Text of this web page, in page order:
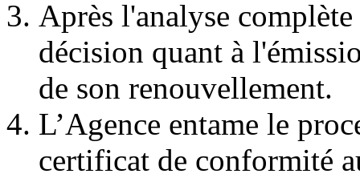
Après l'analyse
décision quant à
de son renouvellement.
L’Agence entame le
certificat de conformité